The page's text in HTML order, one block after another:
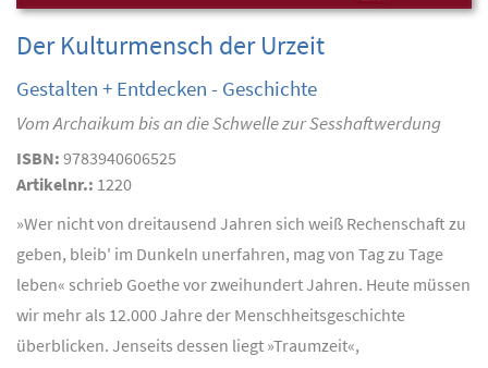
Der Kulturmensch der Urzeit
Gestalten + Entdecken - Geschichte
Vom Archaikum bis an die Schwelle zur Sesshaftwerdung
ISBN: 9783940606525
Artikelnr.: 1220
»Wer nicht von dreitausend Jahren sich weiß Rechenschaft zu
geben, bleib' im Dunkeln unerfahren, mag von Tag zu Tage
leben« schrieb Goethe vor zweihundert Jahren. Heute müssen
wir mehr als 12.000 Jahre der Menschheitsgeschichte
überblicken. Jenseits dessen liegt »Traumzeit«,